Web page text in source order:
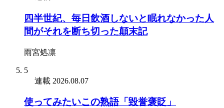
四半世紀、毎日飲酒しないと眠れなかった人
間がそれを断ち切った顛末記
雨宮処凛
5
連載 2026.08.07
使ってみたいこの熟語「毀誉褒貶」